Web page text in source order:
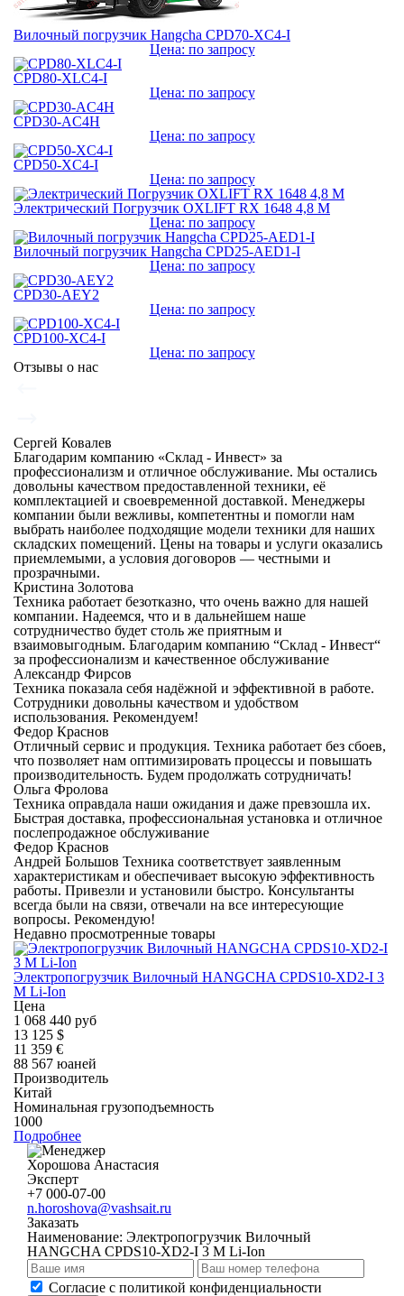
Вилочный погрузчик Hangcha CPD70-XC4-I
Цена: по запросу
CPD80-XLC4-I
Цена: по запросу
CPD30-AC4H
Цена: по запросу
CPD50-XC4-I
Цена: по запросу
Электрический Погрузчик OXLIFT RX 1648 4,8 М
Цена: по запросу
Вилочный погрузчик Hangcha CPD25-AED1-I
Цена: по запросу
CPD30-AEY2
Цена: по запросу
CPD100-XC4-I
Цена: по запросу
Отзывы о нас
Сергей Ковалев
Благодарим компанию «Склад - Инвест» за
профессионализм и отличное обслуживание. Мы остались
довольны качеством предоставленной техники, её
комплектацией и своевременной доставкой. Менеджеры
компании были вежливы, компетентны и помогли нам
выбрать наиболее подходящие модели техники для наших
складских помещений. Цены на товары и услуги оказались
приемлемыми, а условия договоров — честными и
прозрачными.
Кристина Золотова
Техника работает безотказно, что очень важно для нашей
компании. Надеемся, что и в дальнейшем наше
сотрудничество будет столь же приятным и
взаимовыгодным. Благодарим компанию “Склад - Инвест“
за профессионализм и качественное обслуживание
Александр Фирсов
Техника показала себя надёжной и эффективной в работе.
Сотрудники довольны качеством и удобством
использования. Рекомендуем!
Федор Краснов
Отличный сервис и продукция. Техника работает без сбоев,
что позволяет нам оптимизировать процессы и повышать
производительность. Будем продолжать сотрудничать!
Ольга Фролова
Техника оправдала наши ожидания и даже превзошла их.
Быстрая доставка, профессиональная установка и отличное
послепродажное обслуживание
Федор Краснов
Андрей Большов Техника соответствует заявленным
характеристикам и обеспечивает высокую эффективность
работы. Привезли и установили быстро. Консультанты
всегда были на связи, отвечали на все интересующие
вопросы. Рекомендую!
Недавно просмотренные товары
Электропогрузчик Вилочный HANGCHA CPDS10-XD2-I 3
M Li-Ion
Цена
1 068 440 руб
13 125 $
11 359 €
88 567 юаней
Производитель
Китай
Номинальная грузоподъемность
1000
Подробнее
Хорошова Анастасия
Эксперт
+7 000-07-00
n.horoshova@vashsait.ru
Заказать
Наименование: Электропогрузчик Вилочный
HANGCHA CPDS10-XD2-I 3 M Li-Ion
Cогласие с политикой конфиденциальности